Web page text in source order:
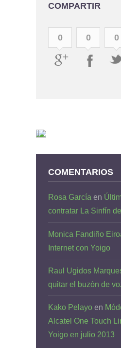
COMPARTIR
0 0 0
COMENTARIOS
Rosa García en
contratar La Sinfín
Monica Fandiño
Internet con Yoigo
Raul Ugidos
quitar el buzón de
Kako Pelayo en
Alcatel One Touch
Yoigo en julio 2013